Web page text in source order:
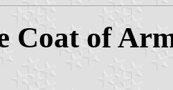
Coat of